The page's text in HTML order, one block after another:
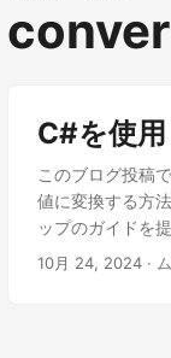
C#を使
このブログ投稿
値に変換する方
ップのガイドを
10月 24, 2024 ·